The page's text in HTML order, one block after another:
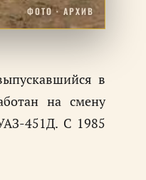
ФОТО · АРХИВ
в
на смену
451Д. С 1985